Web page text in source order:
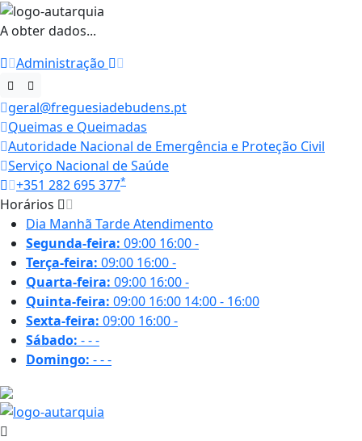
A obter dados...
Administração
geral@freguesiadebudens.pt
Queimas e Queimadas
Autoridade Nacional de Emergência e Proteção Civil
Serviço Nacional de Saúde
+351 282 695 377*
Horários
Dia Manhã TardeAtendimento
Segunda-feira: 09:00 16:00-
Terça-feira: 09:00 16:00-
Quarta-feira: 09:00 16:00-
Quinta-feira: 09:00 16:00 14:00 - 16:00
Sexta-feira: 09:00 16:00-
Sábado: ---
Domingo: ---